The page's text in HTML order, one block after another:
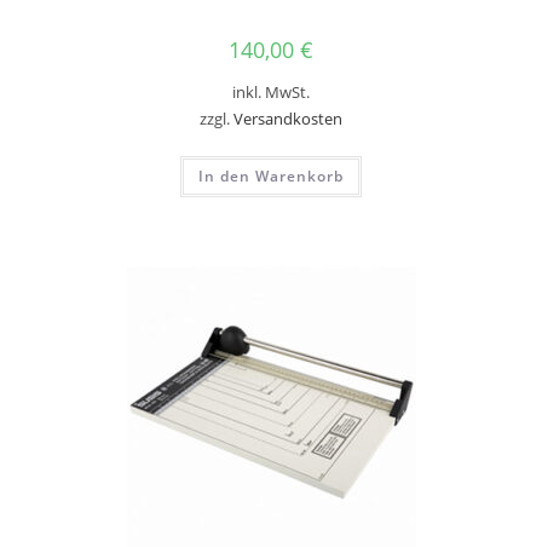
140,00 €
inkl. MwSt.
zzgl.Versandkosten
In den Warenkorb